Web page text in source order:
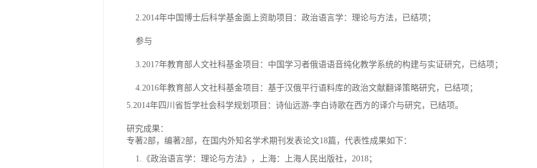
2.2014年中国博士后科学基金面上资助项目：政治语言学：理论与方法，已结项；
参与
3.2017年教育部人文社科基金项目：中国学习者俄语语音纯化教学系统的构建与实证研究，已结项；
4.2016年教育部人文社科基金项目： 基于汉俄平行语料库的政治文献翻译策略研究，已结项；
5.2014年四川省哲学社会科学规划项目：诗仙远游-李白诗歌在西方的译介与研究，已结项。
研究成果：
专著2部，编著2部，在国内外知名学术期刊发表论文18篇，代表性成果如下：
1.《政治语言学：理论与方法》，上海：上海人民出版社，2018；